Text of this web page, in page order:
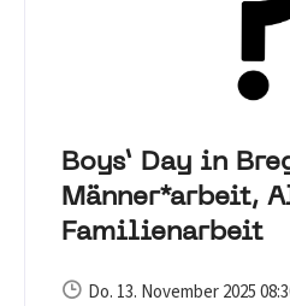
Boys’ Day in
Männer*arbeit,
Familienarbeit
Do. 13. November 2025